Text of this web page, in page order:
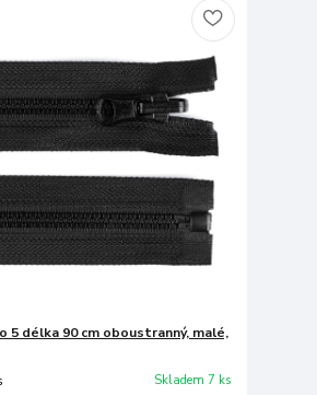
5 délka 90 cm oboustranný, malé,
Skladem 7 ks